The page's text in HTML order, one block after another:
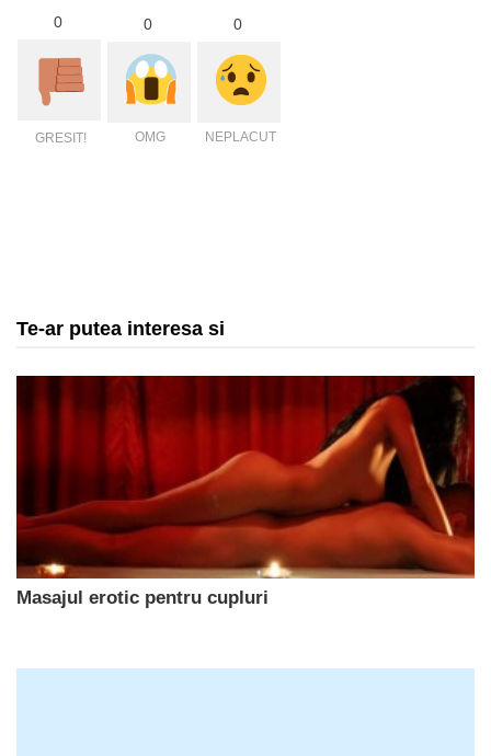
0
GRESIT!
0
OMG
0
NEPLACUT
Te-ar putea interesa si
Masajul erotic pentru cupluri